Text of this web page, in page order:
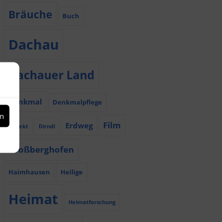
Bräuche Buch
Dachau
Dachauer Land
Denkmal Denkmalpflege
Dialekt Dirndl Erdweg Film
Großberghofen
Haimhausen Heilige
Heimat Heimatforschung